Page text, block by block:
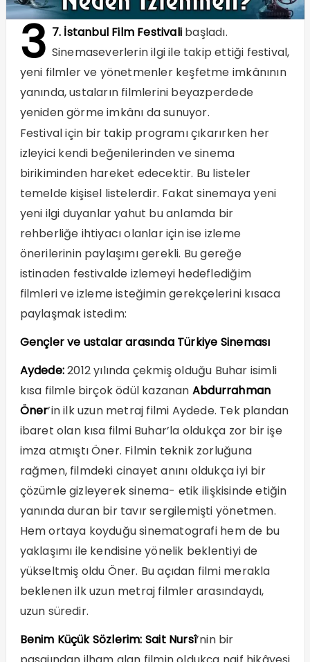
3 7. İstanbul Film Festivalibaşladı.
Sinemaseverlerin ilgi ile takip ettiği festival,
yeni filmler ve yönetmenler keşfetme imkânının
yanında, ustaların filmlerini beyazperdede
yeniden görme imkânı da sunuyor.
Festival için bir takip programı çıkarırken her
izleyici kendi beğenilerinden ve sinema
birikiminden hareket edecektir. Bu listeler
temelde kişisel listelerdir. Fakat sinemaya yeni
yeni ilgi duyanlar yahut bu anlamda bir
rehberliğe ihtiyacı olanlar için ise izleme
önerilerinin paylaşımı gerekli. Bu gereğe
istinaden festivalde izlemeyi hedeflediğim
filmleri ve izleme isteğimin gerekçelerini kısaca
paylaşmak istedim:
Gençler ve ustalar arasında Türkiye Sineması
Aydede:2012 yılında çekmiş olduğu Buhar isimli
kısa filmle birçok ödül kazanan Abdurrahman
Öner’in ilk uzun metraj filmi Aydede. Tek plandan
ibaret olan kısa filmi Buhar’la oldukça zor bir işe
imza atmıştı Öner. Filmin teknik zorluğuna
rağmen, filmdeki cinayet anını oldukça iyi bir
çözümle gizleyerek sinema- etik ilişkisinde etiğin
yanında duran bir tavır sergilemişti yönetmen.
Hem ortaya koyduğu sinematografi hem de bu
yaklaşımı ile kendisine yönelik beklentiyi de
yükseltmiş oldu Öner. Bu açıdan filmi merakla
beklenen ilk uzun metraj filmler arasındaydı,
uzun süredir.
Benim Küçük Sözlerim: Sait Nursî’nin bir